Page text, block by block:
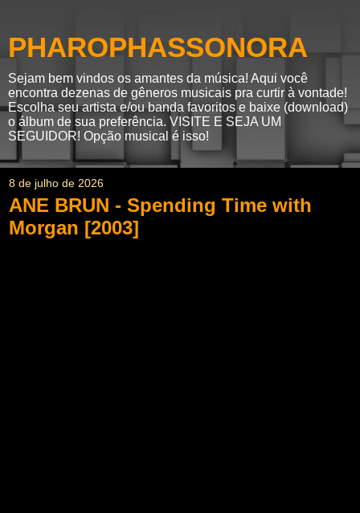
PHAROPHASSONORA
Sejam bem vindos os amantes da música! Aqui você
encontra dezenas de gêneros musicais pra curtir à vontade!
Escolha seu artista e/ou banda favoritos e baixe (download)
o álbum de sua preferência. VISITE E SEJA UM
SEGUIDOR! Opção musical é isso!
8 de julho de 2026
ANE BRUN - Spending Time with
Morgan [2003]